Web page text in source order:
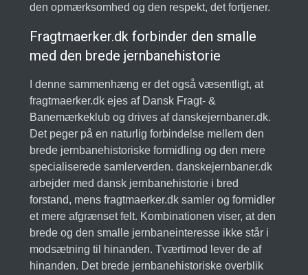
den opmærksomhed og den respekt, det fortjener.
Fragtmaerker.dk forbinder den smalle
med den brede jernbanehistorie
I denne sammenhæng er det også væsentligt, at
fragtmaerker.dk ejes af Dansk Fragt- &
Banemærkeklub og drives af danskejernbaner.dk.
Det peger på en naturlig forbindelse mellem den
brede jernbanehistoriske formidling og den mere
specialiserede samlerverden. danskejernbaner.dk
arbejder med dansk jernbanehistorie i bred
forstand, mens fragtmaerker.dk samler og formidler
et mere afgrænset felt. Kombinationen viser, at den
brede og den smalle jernbaneinteresse ikke står i
modsætning til hinanden. Tværtimod lever de af
hinanden. Det brede jernbanehistoriske overblik